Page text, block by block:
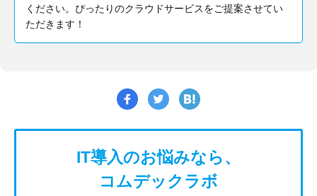
ください。ぴったりのクラウドサービスをご提案させてい
ただきます！
IT導入のお悩みなら、
コムデックラボ